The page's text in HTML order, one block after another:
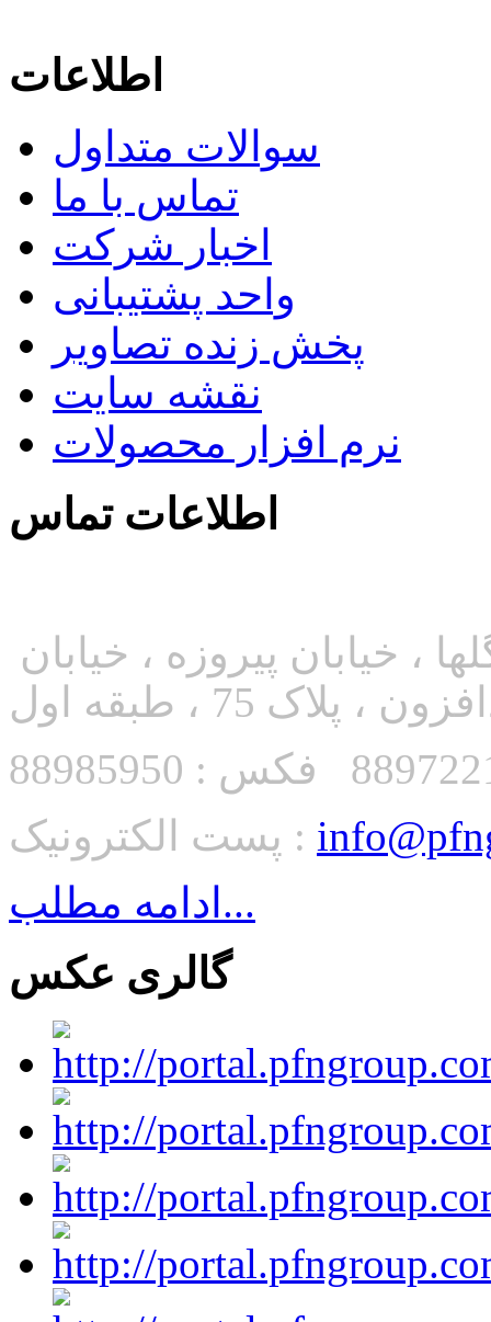
اطلاعات
سوالات متداول
تماس با ما
اخبار شرکت
واحد پشتیبانی
پخش زنده تصاویر
نقشه سایت
نرم افزار محصولات
اطلاعات تماس
، پلاک 75 ، طبقه اول
پست الکترونیک :
ادامه مطلب...
گالری عکس